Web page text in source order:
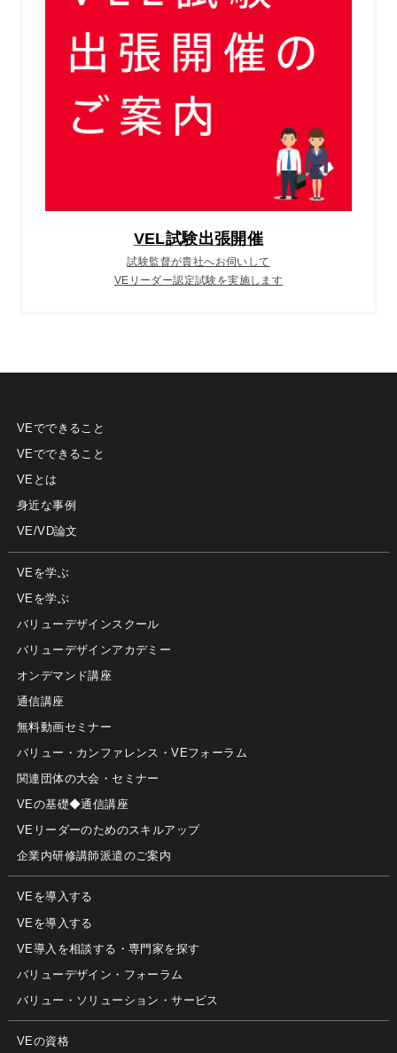
VEL試験出張開催
試験監督が貴社へお伺いして
VEリーダー認定試験を実施します
VEでできること
VEでできること
VEとは
身近な事例
VE/VD論文
VEを学ぶ
VEを学ぶ
バリューデザインスクール
バリューデザインアカデミー
オンデマンド講座
通信講座
無料動画セミナー
バリュー・カンファレンス・VEフォーラム
関連団体の大会・セミナー
VEの基礎◆通信講座
VEリーダーのためのスキルアップ
企業内研修講師派遣のご案内
VEを導入する
VEを導入する
VE導入を相談する・専門家を探す
バリューデザイン・フォーラム
バリュー・ソリューション・サービス
VEの資格